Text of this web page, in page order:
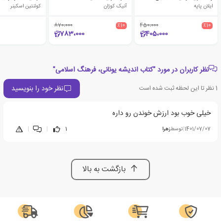
ایلان پاپه
٪10 450،000
405،000
آنیک کوژان
٪10 870،000
783،000
کوئنتین اسکینر
نظر کاربران در مورد "کتاب اندیشه یونانی، فرهنگ اسلامی"
1نظر تا این لحظه ثبت شده است نظر خود را بنویسید
خیلی خوب بود ارزش خوندن رو داره
1401/07/07
|توسطزهرا 1
|
|
بازگشت به بالا